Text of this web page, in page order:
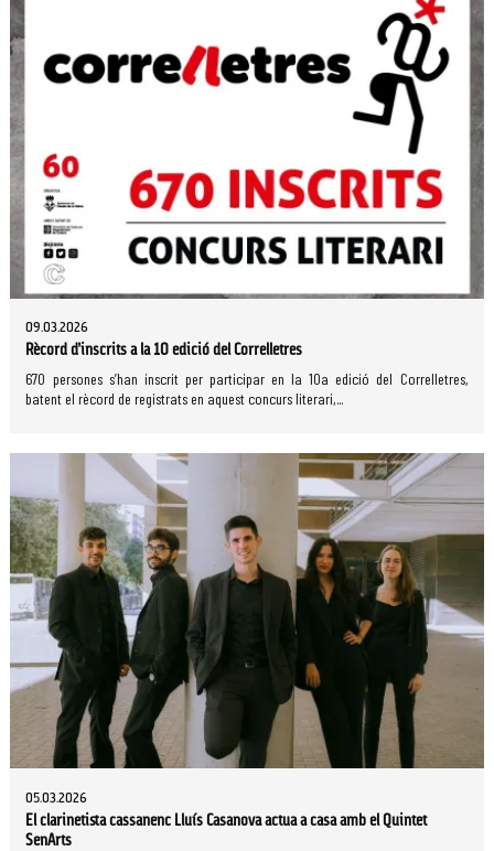
09.03.2026
Rècord d’inscrits a la 10 edició del Correlletres
670 persones s’han inscrit per participar en la 10a edició del Correlletres,
batent el rècord de registrats en aquest concurs literari,...
05.03.2026
El clarinetista cassanenc Lluís Casanova actua a casa amb el Quintet
SenArts